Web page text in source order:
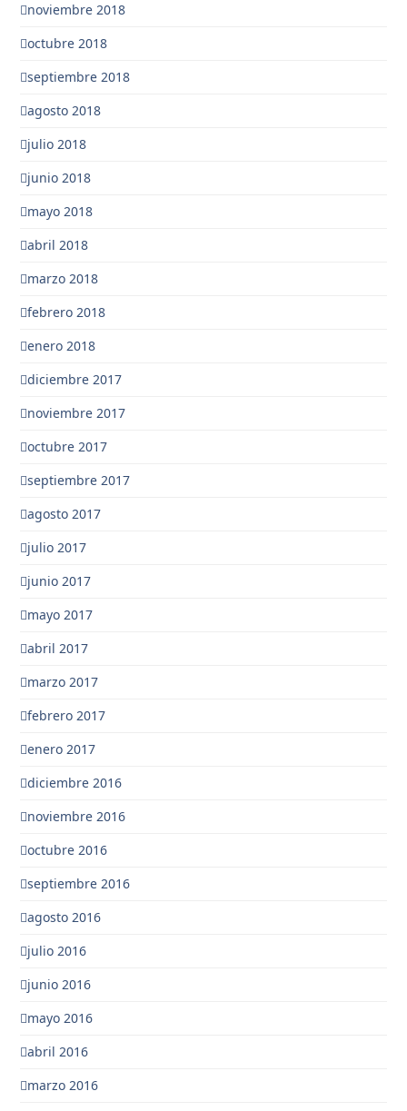
noviembre 2018
octubre 2018
septiembre 2018
agosto 2018
julio 2018
junio 2018
mayo 2018
abril 2018
marzo 2018
febrero 2018
enero 2018
diciembre 2017
noviembre 2017
octubre 2017
septiembre 2017
agosto 2017
julio 2017
junio 2017
mayo 2017
abril 2017
marzo 2017
febrero 2017
enero 2017
diciembre 2016
noviembre 2016
octubre 2016
septiembre 2016
agosto 2016
julio 2016
junio 2016
mayo 2016
abril 2016
marzo 2016